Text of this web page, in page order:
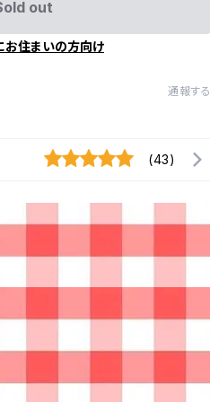
out
お住まいの方向け
通報する
(43)